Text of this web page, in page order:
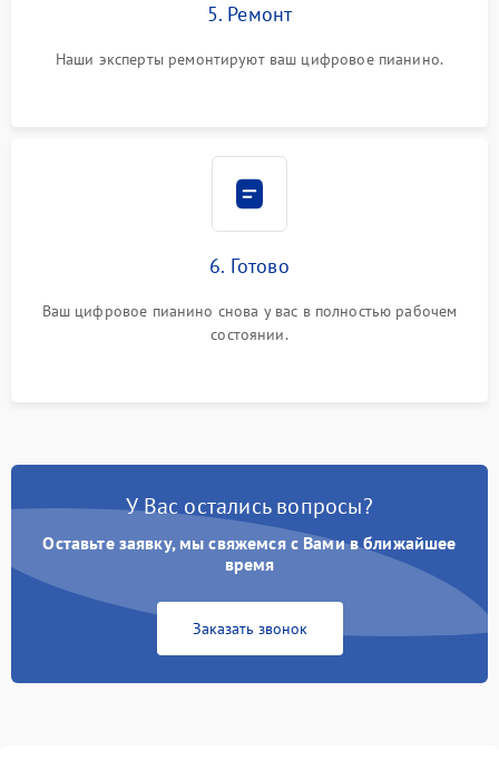
5. Ремонт
Наши эксперты ремонтируют ваш цифровое пианино.
6. Готово
Ваш цифровое пианино снова у вас в полностью рабочем
состоянии.
У Вас остались вопросы?
Оставьте заявку, мы свяжемся с Вами в ближайшее
время
Заказать звонок